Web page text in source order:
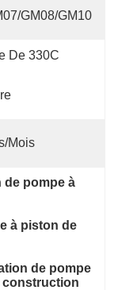
GM08/GM10
De 330C
mois
de pompe à
à piston de
de pompe
construction